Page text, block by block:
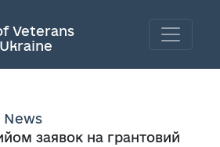
Veterans
News
заявок на грантовий